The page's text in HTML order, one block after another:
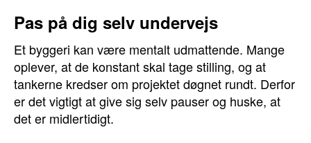
Pas på dig selv undervejs
Et byggeri kan være mentalt udmattende. Mange
oplever, at de konstant skal tage stilling, og at
tankerne kredser om projektet døgnet rundt. Derfor
er det vigtigt at give sig selv pauser og huske, at
det er midlertidigt.